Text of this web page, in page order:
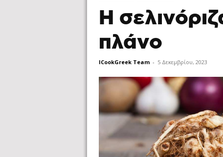
Η
πλάνο
ICookGreek Team - 5 Δεκεμβρίου, 2023